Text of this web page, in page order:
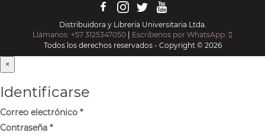
Distribuidora y Librería Universitaria Ltda.
Llámanos: +57 3125347050 | Escríbenos por WhatsApp:
Todos los derechos reservados - Copyright © 2026
×
Identificarse
Correo electrónico *
Contraseña *